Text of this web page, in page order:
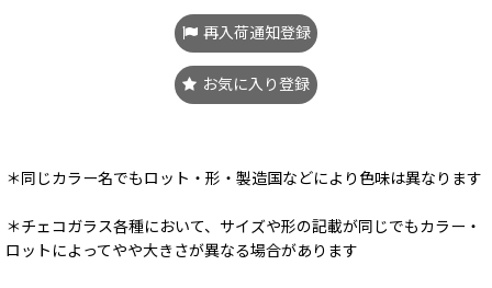
再入荷通知登録
お気に入り登録
＊同じカラー名でもロット・形・製造国などにより色味は異なります
＊チェコガラス各種において、サイズや形の記載が同じでもカラー・
ロットによってやや大きさが異なる場合があります